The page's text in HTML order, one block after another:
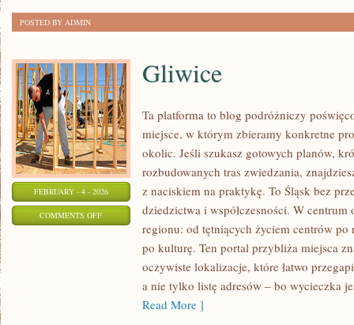
POSTED BY ADMIN
FEBRUARY - 4 - 2026
COMMENTS OFFON
Gliwice
Ta platforma to blog podróżniczy
miejsce, w którym zbieramy konkretne
okolic. Jeśli szukasz gotowych planów,
rozbudowanych tras zwiedzania,
z naciskiem na praktykę. To Śląsk bez
dziedzictwa i współczesności. W
regionu: od tętniących życiem centrów
po kulturę. Ten portal przybliża miejsca
oczywiste lokalizacje, które łatwo
a nie tylko listę adresów – bo wycieczka
Read More ]